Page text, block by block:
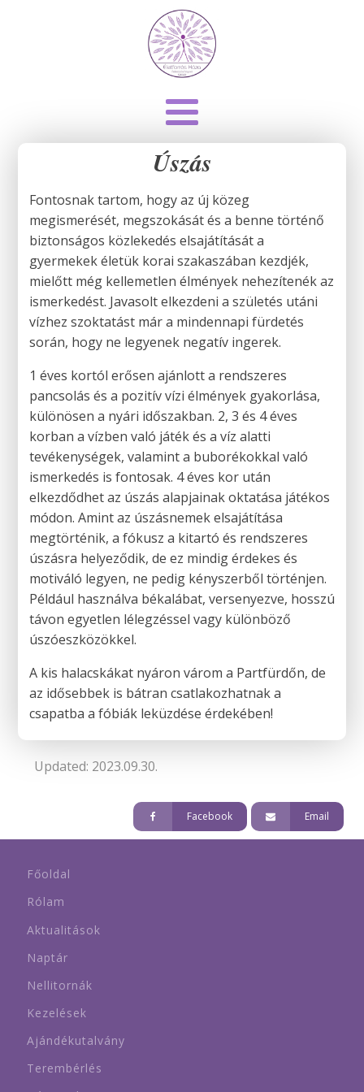
Úszás
Fontosnak tartom, hogy az új közeg
megismerését, megszokását és a benne történő
biztonságos közlekedés elsajátítását a
gyermekek életük korai szakaszában kezdjék,
mielőtt még kellemetlen élmények nehezítenék az
ismerkedést. Javasolt elkezdeni a születés utáni
vízhez szoktatást már a mindennapi fürdetés
során, hogy ne legyenek negatív ingerek.
1 éves kortól erősen ajánlott a rendszeres
pancsolás és a pozitív vízi élmények gyakorlása,
különösen a nyári időszakban. 2, 3 és 4 éves
korban a vízben való játék és a víz alatti
tevékenységek, valamint a buborékokkal való
ismerkedés is fontosak. 4 éves kor után
elkezdődhet az úszás alapjainak oktatása játékos
módon. Amint az úszásnemek elsajátítása
megtörténik, a fókusz a kitartó és rendszeres
úszásra helyeződik, de ez mindig érdekes és
motiváló legyen, ne pedig kényszerből történjen.
Például használva békalábat, versenyezve, hosszú
távon egyetlen lélegzéssel vagy különböző
úszóeszközökkel.
A kis halacskákat nyáron várom a Partfürdőn, de
az idősebbek is bátran csatlakozhatnak a
csapatba a fóbiák leküzdése érdekében!
Updated: 2023.09.30.
Facebook Email
Főoldal
Rólam
Aktualitások
Naptár
Nellitornák
Kezelések
Ajándékutalvány
Terembérlés